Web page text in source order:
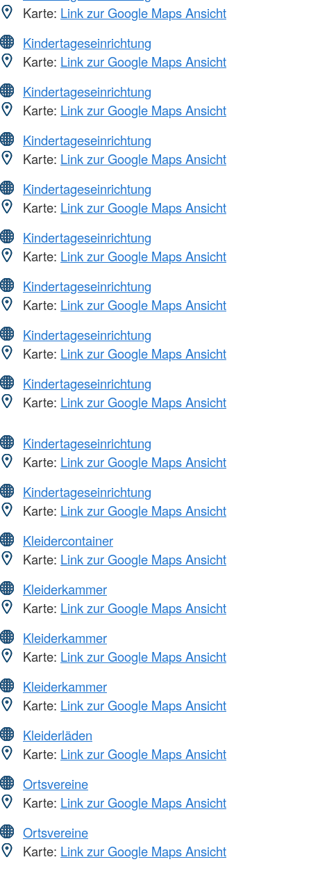
Karte: Link zur Google Maps Ansicht
Kindertageseinrichtung
Karte: Link zur Google Maps Ansicht
Kindertageseinrichtung
Karte: Link zur Google Maps Ansicht
Kindertageseinrichtung
Karte: Link zur Google Maps Ansicht
Kindertageseinrichtung
Karte: Link zur Google Maps Ansicht
Kindertageseinrichtung
Karte: Link zur Google Maps Ansicht
Kindertageseinrichtung
Karte: Link zur Google Maps Ansicht
Kindertageseinrichtung
Karte: Link zur Google Maps Ansicht
Kindertageseinrichtung
Karte: Link zur Google Maps Ansicht
Kindertageseinrichtung
Karte: Link zur Google Maps Ansicht
Kindertageseinrichtung
Karte: Link zur Google Maps Ansicht
Kleidercontainer
Karte: Link zur Google Maps Ansicht
Kleiderkammer
Karte: Link zur Google Maps Ansicht
Kleiderkammer
Karte: Link zur Google Maps Ansicht
Kleiderkammer
Karte: Link zur Google Maps Ansicht
Kleiderläden
Karte: Link zur Google Maps Ansicht
Ortsvereine
Karte: Link zur Google Maps Ansicht
Ortsvereine
Karte: Link zur Google Maps Ansicht